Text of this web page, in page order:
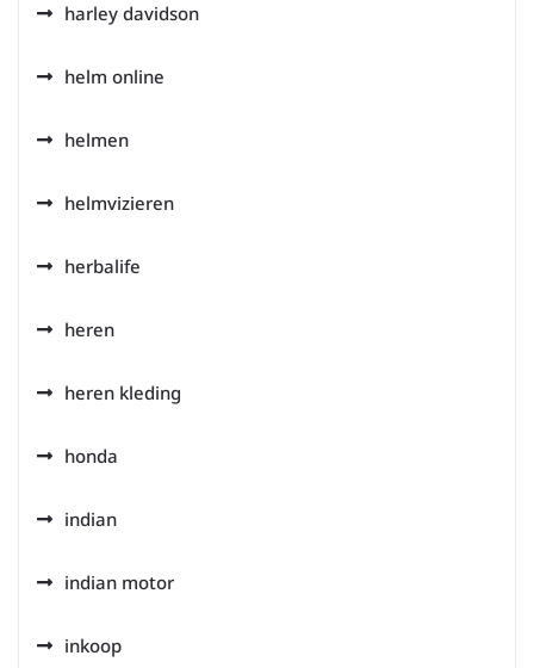
harley davidson
helm online
helmen
helmvizieren
herbalife
heren
heren kleding
honda
indian
indian motor
inkoop